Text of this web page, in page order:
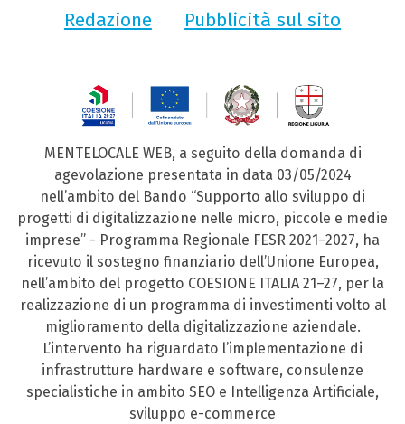
Redazione
Pubblicità sul sito
MENTELOCALE WEB, a seguito della domanda di
agevolazione presentata in data 03/05/2024
nell’ambito del Bando “Supporto allo sviluppo di
progetti di digitalizzazione nelle micro, piccole e medie
imprese” - Programma Regionale FESR 2021–2027, ha
ricevuto il sostegno finanziario dell’Unione Europea,
nell’ambito del progetto COESIONE ITALIA 21–27, per la
realizzazione di un programma di investimenti volto al
miglioramento della digitalizzazione aziendale.
L’intervento ha riguardato l’implementazione di
infrastrutture hardware e software, consulenze
specialistiche in ambito SEO e Intelligenza Artificiale,
sviluppo e-commerce